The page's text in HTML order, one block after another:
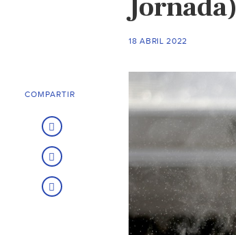
Jornada)
18 ABRIL 2022
COMPARTIR